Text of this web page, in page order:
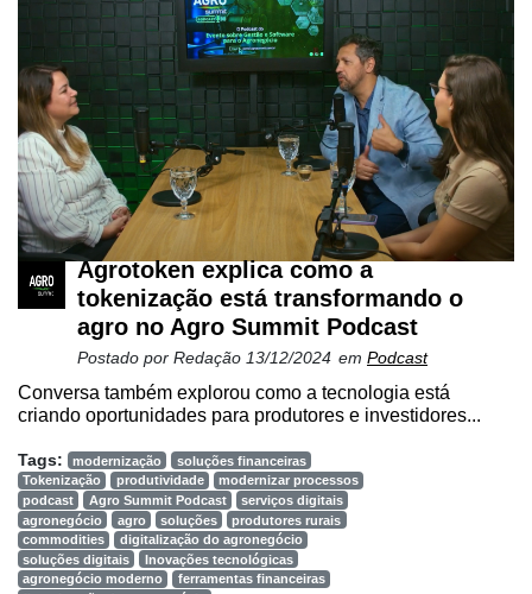
Netrin
Néctar
Tecprime
Agro
Lean
Way
Consulting
Manager
CHB
Agrotoken explica como a
tokenização está transformando o
agro no Agro Summit Podcast
Postado por Redação 13/12/2024 em Podcast
Conversa também explorou como a tecnologia está
criando oportunidades para produtores e investidores...
Tags: modernização
soluções financeiras
Tokenização
produtividade
modernizar processos
podcast
Agro Summit Podcast
serviços digitais
agronegócio
agro soluções
produtores rurais
commodities
digitalização do agronegócio
soluções digitais
Inovações tecnológicas
agronegócio moderno
ferramentas financeiras